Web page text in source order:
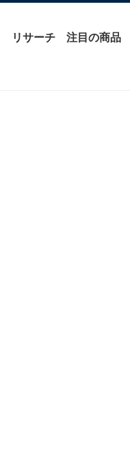
リサーチ 注目の商品